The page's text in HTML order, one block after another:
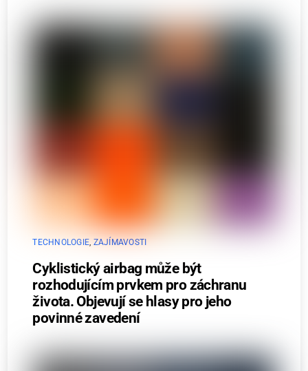
TECHNOLOGIE, ZAJÍMAVOSTI
Cyklistický airbag může být
rozhodujícím prvkem pro záchranu
života. Objevují se hlasy pro jeho
povinné zavedení